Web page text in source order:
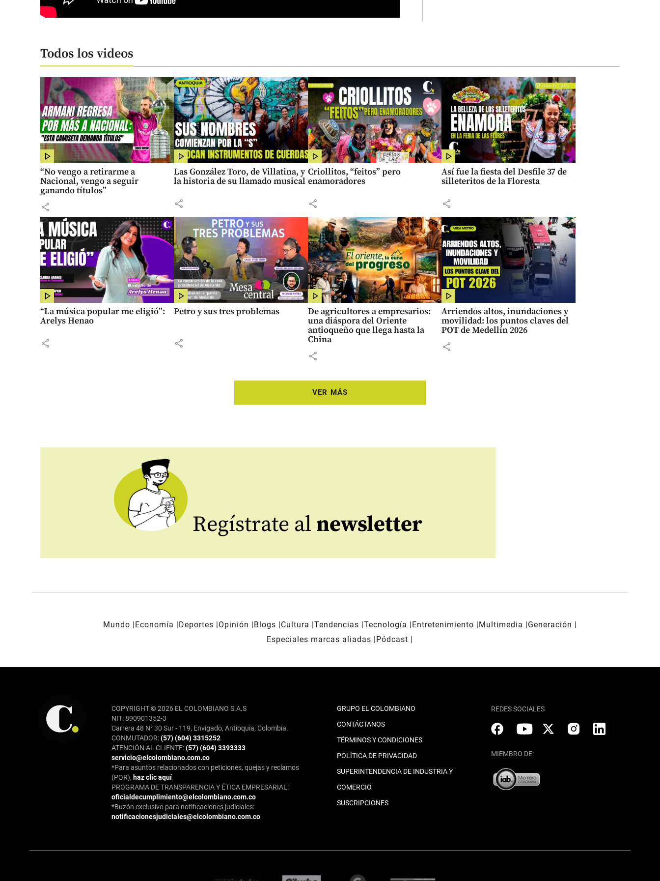
Todos los videos
“No vengo a retirarme a
Nacional, vengo a seguir
ganando títulos”
share
Las González Toro, de Villatina, y
la historia de su llamado musical
share
Criollitos, “feitos” pero
enamoradores
share
Así fue la fiesta del Desfile 37 de
silleteritos de la Floresta
share
“La música popular me eligió”:
Arelys Henao
share
Petro y sus tres problemas
share
De agricultores a empresarios:
una diáspora del Oriente
antioqueño que llega hasta la
China
share
Arriendos altos, inundaciones y
movilidad: los puntos claves del
POT de Medellín 2026
share
VER MÁS
Regístrate al newsletter
Mundo Economía Deportes Opinión Blogs Cultura Tendencias Tecnología Entretenimiento Multimedia
Generación
Especiales marcas aliadas
Pódcast
COPYRIGHT © 2026 EL COLOMBIANO S.A.S
NIT: 890901352-3
Carrera 48 N° 30 Sur - 119, Envigado, Antioquia, Colombia.
CONMUTADOR:(57) (604) 3315252
ATENCIÓN AL CLIENTE:(57) (604) 3393333
servicio@elcolombiano.com.co
*Para asuntos relacionados con peticiones, quejas y reclamos
(PQR), haz clic aquí
PROGRAMA DE TRANSPARENCIA Y ÉTICA EMPRESARIAL:
oficialdecumplimiento@elcolombiano.com.co
*Buzón exclusivo para notificaciones judiciales:
notificacionesjudiciales@elcolombiano.com.co
GRUPO EL COLOMBIANO
CONTÁCTANOS
TÉRMINOS Y CONDICIONES
POLÍTICA DE PRIVACIDAD
SUPERINTENDENCIA DE INDUSTRIA Y
COMERCIO
SUSCRIPCIONES
REDES SOCIALES
MIEMBRO DE: